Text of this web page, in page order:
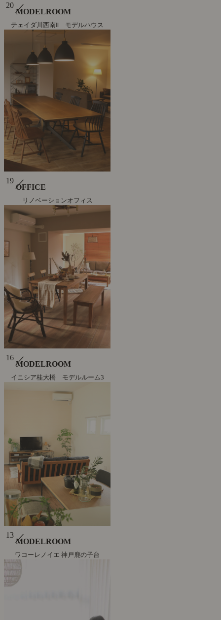
20 ／
MODELROOM
テェイダ川西南Ⅱ モデルハウス
19 ／
OFFICE
リノベーションオフィス
16 ／
MODELROOM
イニシア桂大橋 モデルルーム3
13 ／
MODELROOM
ワコーレノイエ 神戸鹿の子台